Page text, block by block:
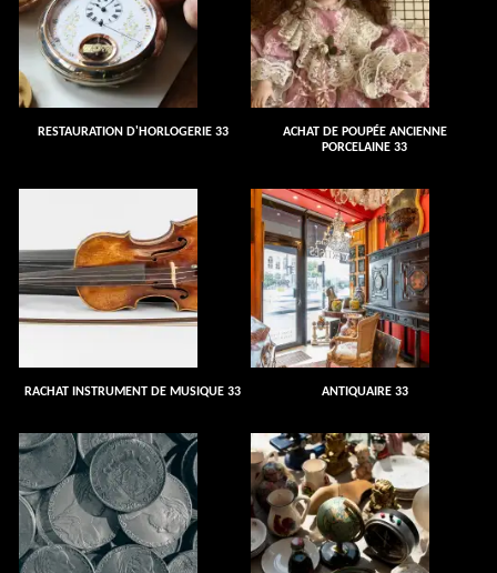
RESTAURATION D'HORLOGERIE 33
ACHAT DE POUPÉE ANCIENNE
PORCELAINE 33
RACHAT INSTRUMENT DE MUSIQUE 33 ANTIQUAIRE 33